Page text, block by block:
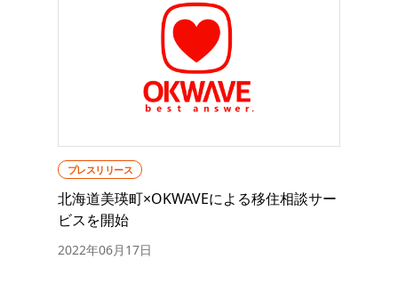
プレスリリース
北海道美瑛町×OKWAVEによる移住相談サー
ビスを開始
2022年06月17日